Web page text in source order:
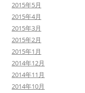
2015年5月
2015年4月
2015年3月
2015年2月
2015年1月
2014年12月
2014年11月
2014年10月